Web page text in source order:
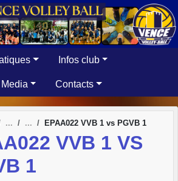
Infos club
Media Contacts
EPAA022 VVB 1 vs PGVB 1
VVB 1 VS
1
cookies